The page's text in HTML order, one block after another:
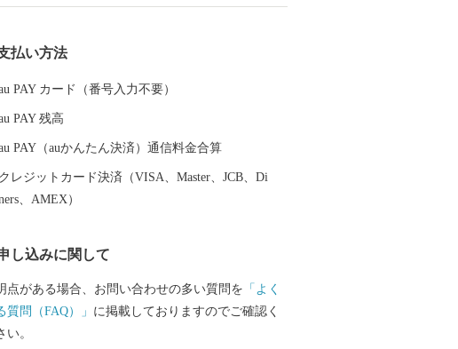
鉄大阪線大阪上本町駅から
速」で約40分 ・大阪から、「西名阪自動車道」の
寺インターで降り、約20分 ・「南阪奈道路」～
道165号バイパス」から約10分 ・奈良市から「国
定休業期間を除く ■ワンストップ特例申請書
払い方法
PAY カード（番号入力不要）
PAY 残高
PAY（auかんたん決済）通信料金合算
クレジットカード決済（VISA、Master、JCB、Di
、AMEX）
し込みに関して
点がある場合、お問い合わせの多い質問を 「よく
質問（FAQ）」 に掲載しておりますのでご確認く
い。